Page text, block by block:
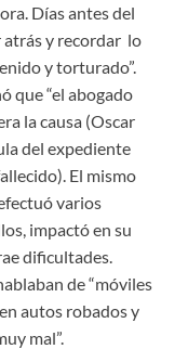
Días antes del
atrás y recordar lo
y torturado”.
que “el abogado
la causa (Oscar
del expediente
El mismo
varios
impactó en su
dificultades.
de “móviles
autos robados y
mal”.